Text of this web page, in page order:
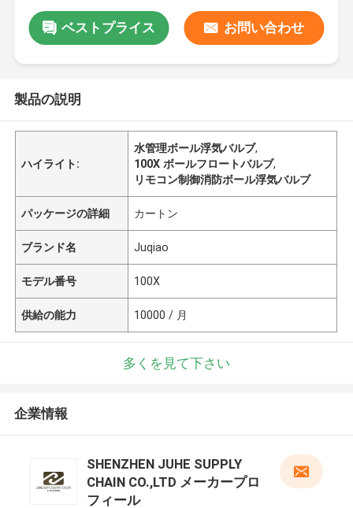
ベストプライス お問い合わせ
製品の説明
ハイライト:
水管理ボール浮気バルブ,
100X ボールフロートバルブ,
リモコン制御消防ボール浮気バルブ
パッケージの詳細 カートン
ブランド名 Juqiao
モデル番号 100X
供給の能力 10000 / 月
多くを見て下さい
企業情報
SHENZHEN JUHE SUPPLY
CHAIN CO.,LTD メーカープロ
フィール